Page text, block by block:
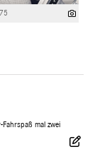
mal zwei